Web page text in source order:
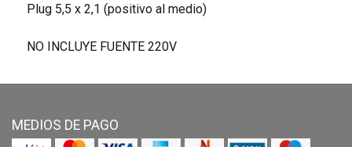
Plug 5,5 x 2,1 (positivo al medio)
NO INCLUYE FUENTE 220V
MEDIOS DE PAGO